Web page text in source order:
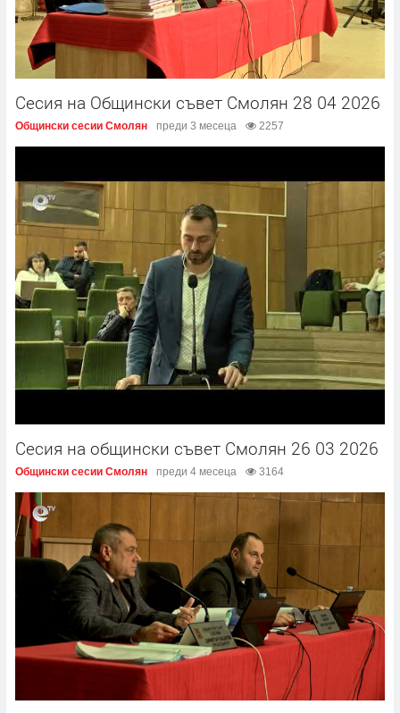
Сесия на Общински съвет Смолян 28 04 2026
Общински сесии Смолян преди 3 месеца 2257
Сесия на общински съвет Смолян 26 03 2026
Общински сесии Смолян преди 4 месеца 3164